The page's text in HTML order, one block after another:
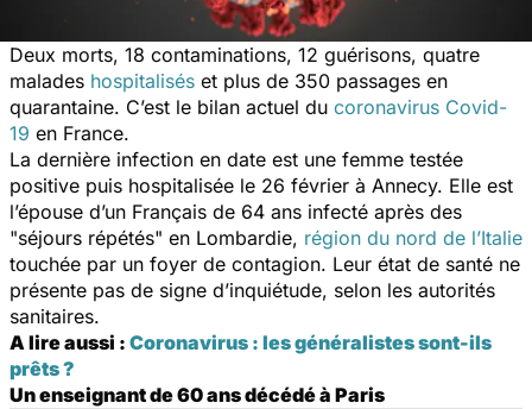
Deux morts, 18 contaminations, 12 guérisons, quatre
malades hospitalisés et plus de 350 passages en
quarantaine. C’est le bilan actuel du coronavirus Covid-
19 en France.
La dernière infection en date est une femme testée
positive puis hospitalisée le 26 février à Annecy. Elle est
l’épouse d’un Français de 64 ans infecté après des
"séjours répétés" en Lombardie, région du nord de l’Italie
touchée par un foyer de contagion. Leur état de santé ne
présente pas de signe d’inquiétude, selon les autorités
sanitaires.
A lire aussi : Coronavirus : les généralistes sont-ils
prêts ?
Un enseignant de 60 ans décédé à Paris